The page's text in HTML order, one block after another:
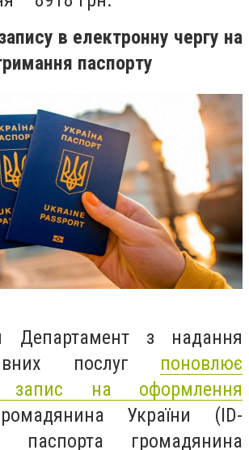
в електронну чергу на
паспорту
Департамент з надання
послуг поновлює
запис на оформлення
України (ID-
паспорта громадянина